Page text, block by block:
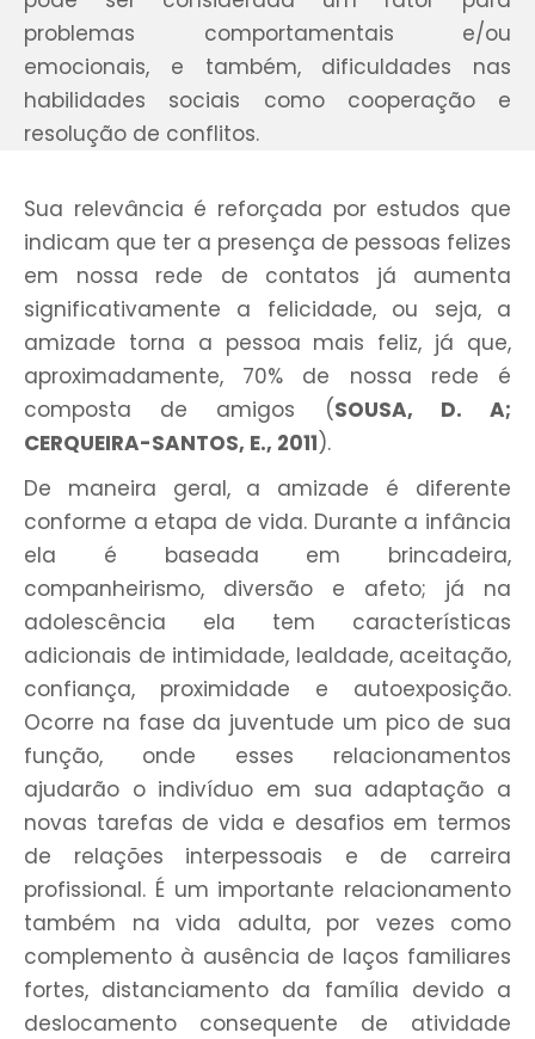
problemas comportamentais e/ou
emocionais, e também, dificuldades nas
habilidades sociais como cooperação e
resolução de conflitos.
Sua relevância é reforçada por estudos que
indicam que ter a presença de pessoas felizes
em nossa rede de contatos já aumenta
significativamente a felicidade, ou seja, a
amizade torna a pessoa mais feliz, já que,
aproximadamente, 70% de nossa rede é
composta de amigos (SOUSA, D. A;
CERQUEIRA-SANTOS, E., 2011).
De maneira geral, a amizade é diferente
conforme a etapa de vida. Durante a infância
ela é baseada em brincadeira,
companheirismo, diversão e afeto; já na
adolescência ela tem características
adicionais de intimidade, lealdade, aceitação,
confiança, proximidade e autoexposição.
Ocorre na fase da juventude um pico de sua
função, onde esses relacionamentos
ajudarão o indivíduo em sua adaptação a
novas tarefas de vida e desafios em termos
de relações interpessoais e de carreira
profissional. É um importante relacionamento
também na vida adulta, por vezes como
complemento à ausência de laços familiares
fortes, distanciamento da família devido a
deslocamento consequente de atividade